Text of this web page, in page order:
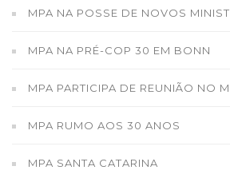
MPA NA POSSE DE NOVOS
MPA NA PRÉ-COP 30 EM BONN
MPA PARTICIPA DE REUNIÃO NO
MPA RUMO AOS 30 ANOS
MPA SANTA CATARINA